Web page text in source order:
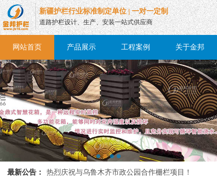
新疆护栏行业标准制定单位 | 一对一定制
道路护栏设计、生产、安装一站式供应商
网站首页 产品展示 工程案例 关于金邦
最新公告：
热烈庆祝与乌鲁木齐市政公园合作栅栏项目！
热烈庆祝与乌鲁木齐市政公园合作栅栏项目！